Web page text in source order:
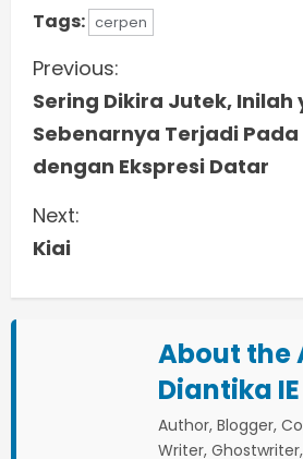
Tags: cerpen
C
o
n
t
i
n
Previous:
Sering Dikira Jutek, Inilah
Sebenarnya Terjadi
dengan Ekspresi Datar
Next:
Kiai
About the
Diantika IE
Author, Blogger,
Writer,